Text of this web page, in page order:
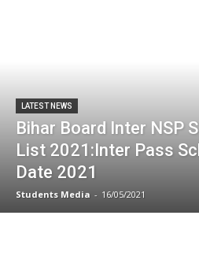
LATEST NEWS
Bihar Board Inter NSP
List 2021:Inter Pass
Date 2021
Students Media - 16/05/2021